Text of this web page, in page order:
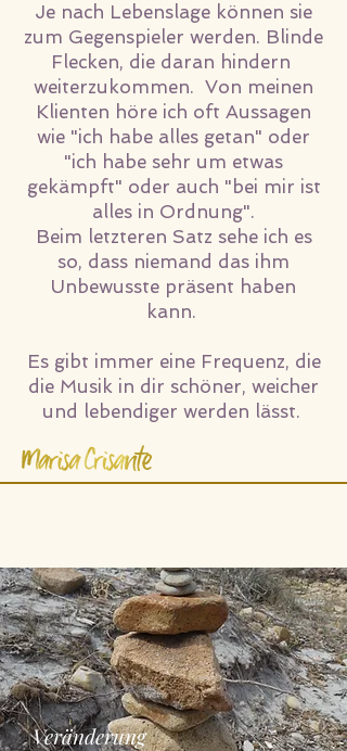
Je nach Lebenslage können sie
zum Gegenspieler werden. Blinde
Flecken, die daran hindern
weiterzukommen. Von meinen
Klienten höre ich oft Aussagen
wie "ich habe alles getan" oder
"ich habe sehr um etwas
gekämpft" oder auch "bei mir ist
alles in Ordnung".
Beim letzteren Satz sehe ich es
so, dass niemand das ihm
Unbewusste präsent haben
kann.
Es gibt immer eine Frequenz, die
die Musik in dir schöner, weicher
und lebendiger werden lässt.
Veränderung